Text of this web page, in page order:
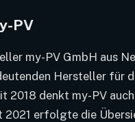
PV
my-PV GmbH aus
Hersteller für
2018 denkt my-PV
2021 erfolgte die